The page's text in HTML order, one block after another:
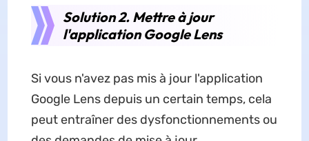
Solution 2. Mettre à jour
l'application Google Lens
Si vous n'avez pas mis à jour l'application
Google Lens depuis un certain temps, cela
peut entraîner des dysfonctionnements ou